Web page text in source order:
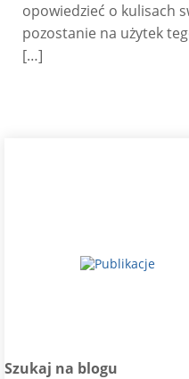
opowiedzieć o kulisach
pozostanie na użytek
[…]
Szukaj na blogu